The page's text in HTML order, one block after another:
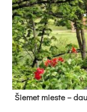
Šie­met mies­te –